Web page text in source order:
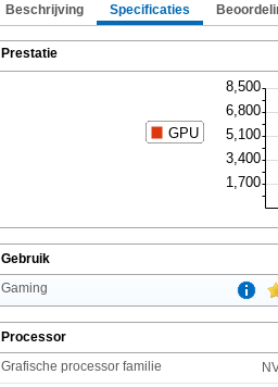
Beschrijving Specificaties
Prestatie
Gebruik
Gaming
Processor
Grafische processor familie